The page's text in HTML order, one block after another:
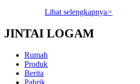
Lihat selengkapnya>
JINTAI LOGAM
Rumah
Produk
Berita
Pabrik